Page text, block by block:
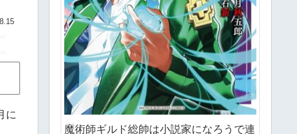
に
魔術師ギルド総帥は小説家になろうで連